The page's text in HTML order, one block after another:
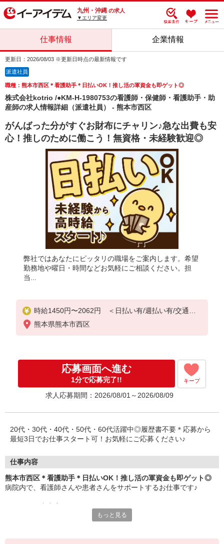
九州・沖縄 の求人
▼エリア変更
仕事情報 企業情報
更新日：2026/08/03 ※更新日時点の最新情報です
派遣社員
職種：熊本市西区＊看護助手＊日払いOK！推し活の軍資金も即ゲット◎
株式会社kotrio /●KM-H-1980753の看護師・保健師・看護助手・助
産師の求人情報詳細（派遣社員） - 熊本市西区
がんばった分がすぐお財布にチャリン♪急な出費も安
心！推しのために働こう！無資格・未経験歓迎◎
弊社ではあなたにピッタリの職場をご案内します。希望
勤務地や曜日・時間などお気軽にご相談ください。担
当...
時給1450円〜2062円 ＜日払い有/週払い有/交通費
全支給(ガソリン代含む)＞
熊本県熊本市西区
応募画面へ進む
1分で応募完了!! キープ
求人応募期間：2026/08/01～2026/08/09
20代・30代・40代・50代・60代活躍中◎履歴書不要＊応募から
最短3日でお仕事スタート可！お気軽にご応募ください♪
仕事内容
熊本市西区＊看護助手＊日払いOK！推し活の軍資金も即ゲット◎
病院内で、看護師さんや患者さんをサポートするお仕事です♪
もっと見る